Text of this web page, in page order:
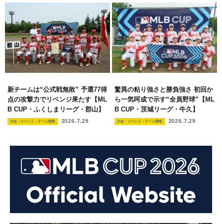
新チームは“公式戦無敗” 予選77得
点の攻撃力でリベンジ果たす【ML
B CUP・ふくしまリーグ・郡山】
大会・イベント・チーム情報 2026.7.29
驚異の粘り強さと勝負強さ 初回か
ら一気呵成で示す“全員野球”【ML
B CUP・茨城リーグ・牛久】
大会・イベント・チーム情報 2026.7.29